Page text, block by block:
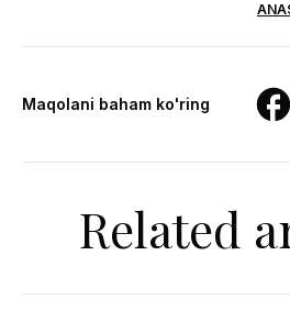
Maqolani baham ko'ring
Related